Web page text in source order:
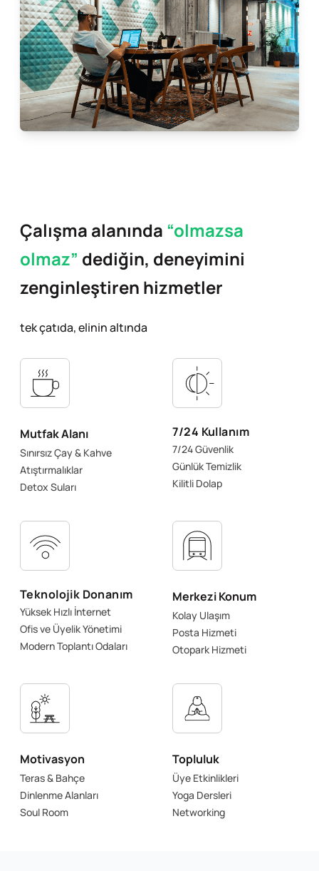
Çalışma alanında “olmazsa
olmaz” dediğin, deneyimini
zenginleştiren hizmetler
tek çatıda, elinin altında
Mutfak Alanı
Sınırsız Çay & Kahve
Atıştırmalıklar
Detox Suları
7/24 Kullanım
7/24 Güvenlik
Günlük Temizlik
Kilitli Dolap
Teknolojik Donanım
Yüksek Hızlı İnternet
Ofis ve Üyelik Yönetimi
Modern Toplantı Odaları
Merkezi Konum
Kolay Ulaşım
Posta Hizmeti
Otopark Hizmeti
Motivasyon
Teras & Bahçe
Dinlenme Alanları
Soul Room
Topluluk
Üye Etkinlikleri
Yoga Dersleri
Networking